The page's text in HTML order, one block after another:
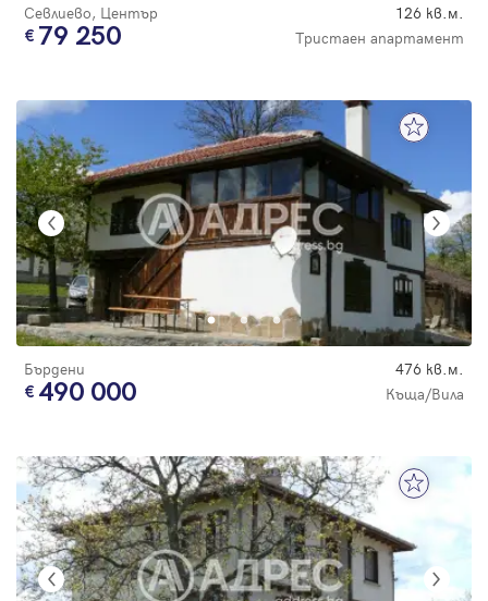
Севлиево, Център 126 кв.м.
79 250 Тристаен апартамент
Бърдени 476 кв.м.
490 000 Къща/Вила